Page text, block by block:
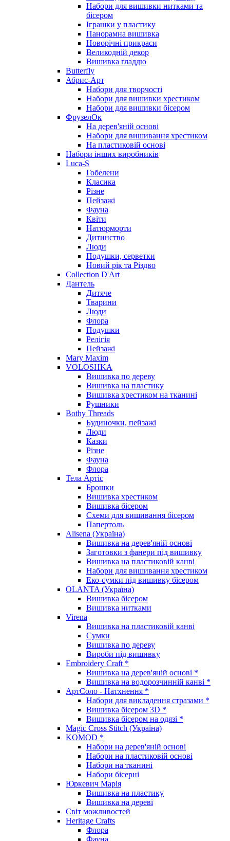
Набори для вишивки нитками та
бісером
Іграшки у пластику
Панорамна вишивка
Новорічні прикраси
Великодній декор
Вишивка гладдю
Butterfly
Абрис-Арт
Набори для творчості
Набори для вишивки хрестиком
Набори для вишивки бісером
ФрузелОк
На дерев'яній основі
Набори для вишивання хрестиком
На пластиковій основі
Набори інших виробників
Luca-S
Гобелени
Класика
Різне
Пейзажі
Фауна
Квіти
Натюрморти
Дитинство
Люди
Подушки, серветки
Новий рік та Різдво
Collection D'Art
Дантель
Дитяче
Тварини
Люди
Флора
Подушки
Релігія
Пейзажі
Mary Maxim
VOLOSHKA
Вишивка по дереву
Вишивка на пластику
Вишивка хрестиком на тканині
Рушники
Bothy Threads
Будиночки, пейзажі
Люди
Казки
Різне
Фауна
Флора
Тела Артіс
Брошки
Вишивка хрестиком
Вишивка бісером
Схеми для вишивання бісером
Папертоль
Alisena (Україна)
Вишивка на дерев'яній основі
Заготовки з фанери під вишивку
Вишивка на пластиковій канві
Набори для вишивання хрестиком
Еко-сумки під вишивку бісером
OLANTA (Україна)
Вишивка бісером
Вишивка нитками
Virena
Вишивка на пластиковій канві
Сумки
Вишивка по дереву
Вироби під вишивку
Embroidery Craft *
Вишивка на дерев'яній основі *
Вишивка на водорозчинній канві *
АртСоло - Натхнення *
Набори для викладення стразами *
Вишивка бісером 3D *
Вишивка бісером на одязі *
Magic Cross Stitch (Україна)
KOMOD *
Набори на дерев'яній основі
Набори на пластиковій основі
Набори на тканині
Набори бісерні
Юркевич Марія
Вишивка на пластику
Вишивка на дереві
Світ можливостей
Heritage Crafts
Флора
Фауна